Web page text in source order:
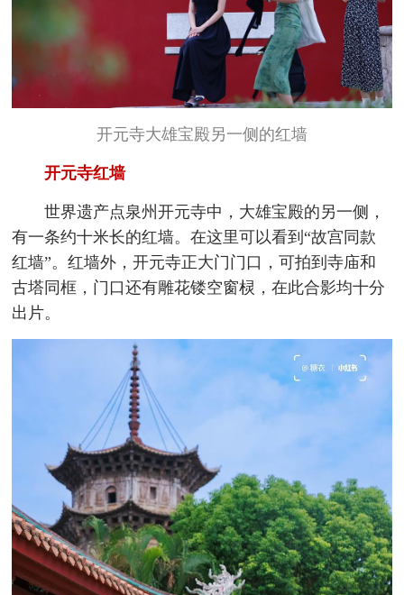
开元寺大雄宝殿另一侧的红墙
开元寺红墙
世界遗产点泉州开元寺中，大雄宝殿的另一侧，
有一条约十米长的红墙。在这里可以看到“故宫同款
红墙”。红墙外，开元寺正大门门口，可拍到寺庙和
古塔同框，门口还有雕花镂空窗棂，在此合影均十分
出片。